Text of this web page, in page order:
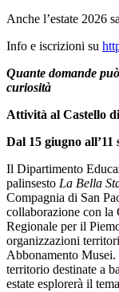
Anche l’estate 2026
Info e iscrizioni su
Quante domande
curiosità
Attività al Castello
Dal 15 giugno all’11
Il Dipartimento
palinsesto La Bella
Compagnia di San
collaborazione con
Regionale per il
organizzazioni
Abbonamento
territorio destinate a
estate esplorerà il